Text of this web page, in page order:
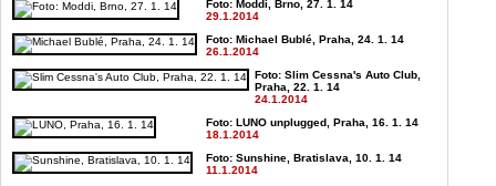
Foto: Moddi, Brno, 27. 1. 14
29.1.2014
Foto: Michael Bublé, Praha, 24. 1. 14
26.1.2014
Foto: Slim Cessna's Auto Club,
Praha, 22. 1. 14
24.1.2014
Foto: LUNO unplugged, Praha, 16. 1. 14
18.1.2014
Foto: Sunshine, Bratislava, 10. 1. 14
11.1.2014